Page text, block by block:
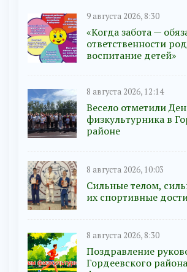
9 августа 2026, 8:30
«Когда забота —
ответственности
воспитание детей»
8 августа 2026, 12:14
Весело отметили
физкультурника в
районе
8 августа 2026, 10:03
Сильные телом,
их спортивные
8 августа 2026, 8:30
Поздравление
Гордеевского